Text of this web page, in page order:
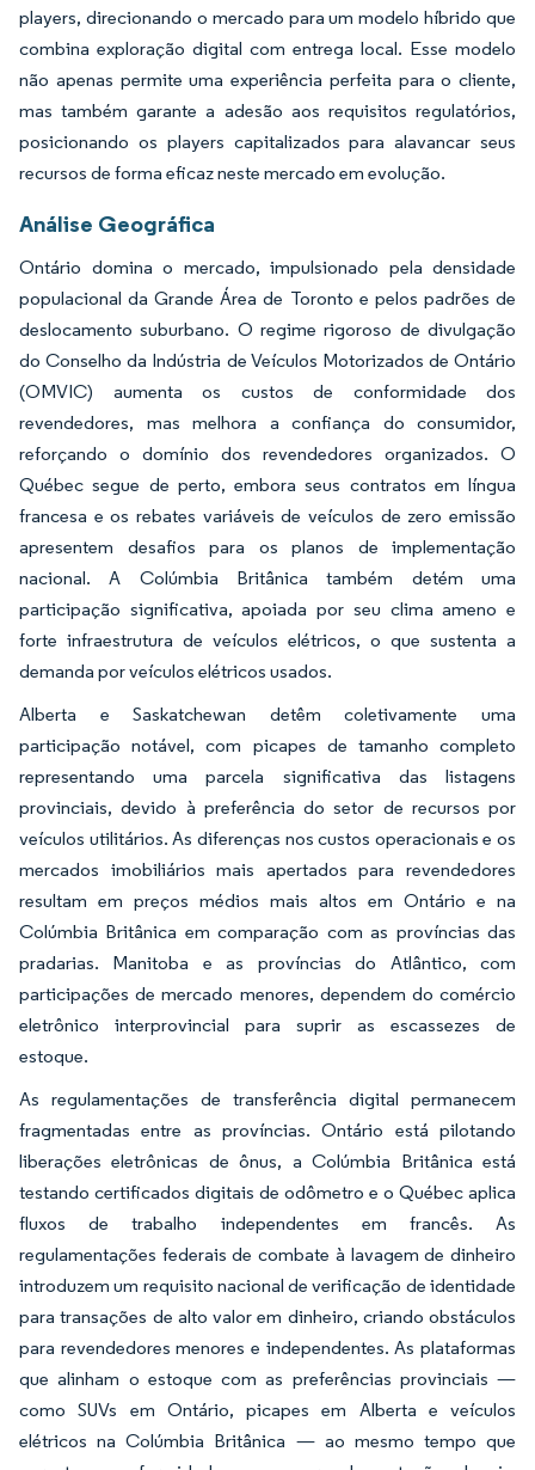
players, direcionando o mercado para um modelo híbrido que
combina exploração digital com entrega local. Esse modelo
não apenas permite uma experiência perfeita para o cliente,
mas também garante a adesão aos requisitos regulatórios,
posicionando os players capitalizados para alavancar seus
recursos de forma eficaz neste mercado em evolução.
Análise Geográfica
Ontário domina o mercado, impulsionado pela densidade
populacional da Grande Área de Toronto e pelos padrões de
deslocamento suburbano. O regime rigoroso de divulgação
do Conselho da Indústria de Veículos Motorizados de Ontário
(OMVIC) aumenta os custos de conformidade dos
revendedores, mas melhora a confiança do consumidor,
reforçando o domínio dos revendedores organizados. O
Québec segue de perto, embora seus contratos em língua
francesa e os rebates variáveis de veículos de zero emissão
apresentem desafios para os planos de implementação
nacional. A Colúmbia Britânica também detém uma
participação significativa, apoiada por seu clima ameno e
forte infraestrutura de veículos elétricos, o que sustenta a
demanda por veículos elétricos usados.
Alberta e Saskatchewan detêm coletivamente uma
participação notável, com picapes de tamanho completo
representando uma parcela significativa das listagens
provinciais, devido à preferência do setor de recursos por
veículos utilitários. As diferenças nos custos operacionais e os
mercados imobiliários mais apertados para revendedores
resultam em preços médios mais altos em Ontário e na
Colúmbia Britânica em comparação com as províncias das
pradarias. Manitoba e as províncias do Atlântico, com
participações de mercado menores, dependem do comércio
eletrônico interprovincial para suprir as escassezes de
estoque.
As regulamentações de transferência digital permanecem
fragmentadas entre as províncias. Ontário está pilotando
liberações eletrônicas de ônus, a Colúmbia Britânica está
testando certificados digitais de odômetro e o Québec aplica
fluxos de trabalho independentes em francês. As
regulamentações federais de combate à lavagem de dinheiro
introduzem um requisito nacional de verificação de identidade
para transações de alto valor em dinheiro, criando obstáculos
para revendedores menores e independentes. As plataformas
que alinham o estoque com as preferências provinciais —
como SUVs em Ontário, picapes em Alberta e veículos
elétricos na Colúmbia Britânica — ao mesmo tempo que